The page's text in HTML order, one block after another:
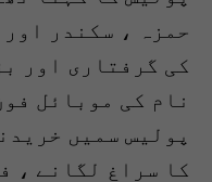
حمزہ ، سکندر
کی گرفتاری اور
نام کی موبائل
پولیس سمیں
کا سراغ لگانے ،